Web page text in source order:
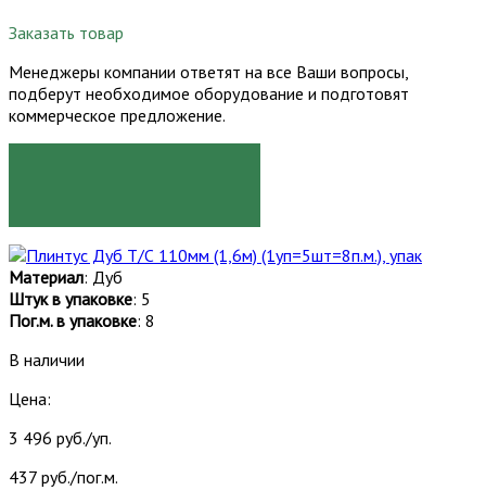
Заказать товар
Менеджеры компании ответят на все Ваши вопросы,
подберут необходимое оборудование и подготовят
коммерческое предложение.
Материал: Дуб
Штук в упаковке: 5
Пог.м. в упаковке: 8
В наличии
Цена:
3 496 руб./уп.
437 руб./пог.м.